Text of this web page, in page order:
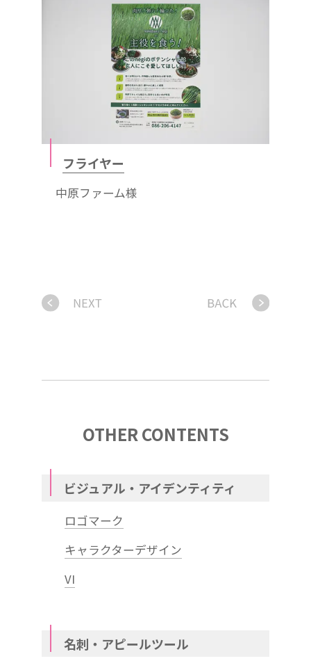
フライヤー
中原ファーム様
OTHER CONTENTS
ビジュアル・アイデンティティ
ロゴマーク
キャラクターデザイン
VI
名刺・アピールツール